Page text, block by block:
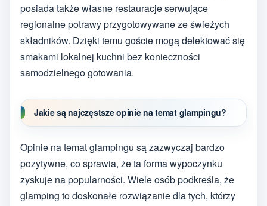
posiada także własne restauracje serwujące
regionalne potrawy przygotowywane ze świeżych
składników. Dzięki temu goście mogą delektować się
smakami lokalnej kuchni bez konieczności
samodzielnego gotowania.
Jakie są najczęstsze opinie na temat glampingu?
Opinie na temat glampingu są zazwyczaj bardzo
pozytywne, co sprawia, że ta forma wypoczynku
zyskuje na popularności. Wiele osób podkreśla, że
glamping to doskonałe rozwiązanie dla tych, którzy